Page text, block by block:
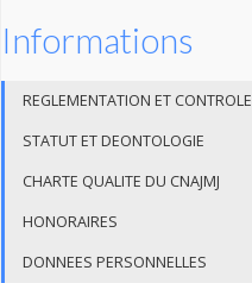
Informations
REGLEMENTATION ET CONTROLE
STATUT ET DEONTOLOGIE
CHARTE QUALITE DU CNAJMJ
HONORAIRES
DONNEES PERSONNELLES